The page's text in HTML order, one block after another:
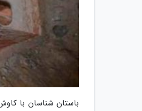
باستان شناسان با